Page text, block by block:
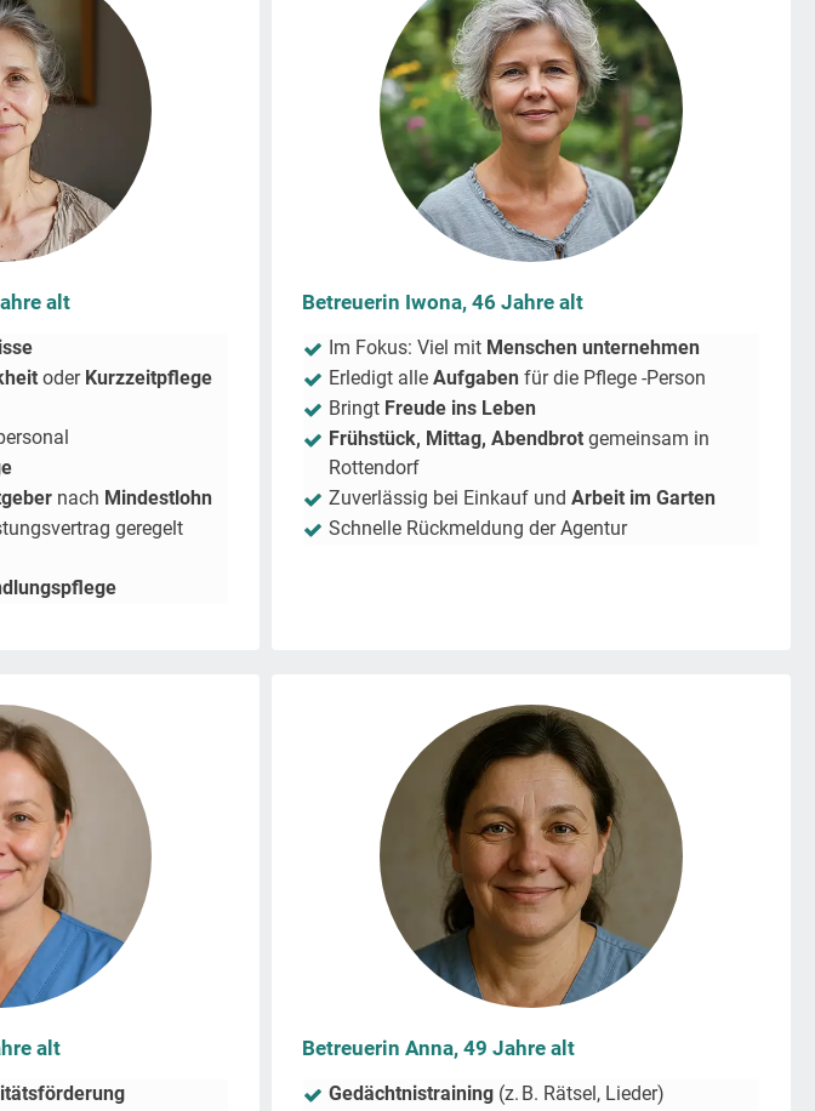
alt
oder Kurzzeitpflege
nach Mindestlohn
geregelt
Betreuerin Iwona, 46 Jahre alt
Im Fokus: Viel mit Menschen unternehmen
Erledigt alle Aufgaben für die Pflege -Person
Bringt Freude ins Leben
Frühstück, Mittag, Abendbrot gemeinsam in
Rottendorf
Zuverlässig bei Einkauf und Arbeit im Garten
Schnelle Rückmeldung der Agentur
alt Betreuerin Anna, 49 Jahre alt
Gedächtnistraining (z. B. Rätsel, Lieder)